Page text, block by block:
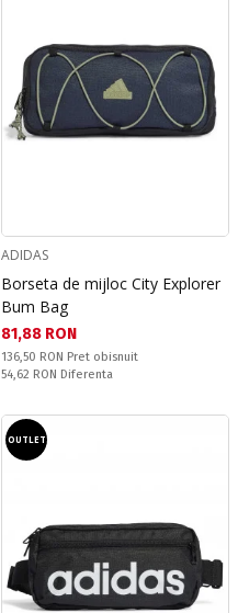
ADIDAS
Borseta de mijloc City Explorer
Bum Bag
Текуща цена:
81,88 RON
Pret obisnuit:
136,50 RON Pret obisnuit
Спестявате:
54,62 RON Diferenta
OUTLET